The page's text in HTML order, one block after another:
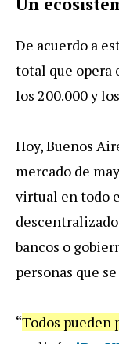
De acuerdo a
total que opera
los 200.000 y
Hoy, Buenos
mercado de
virtual en todo
bancos o
personas que
“Todos pueden